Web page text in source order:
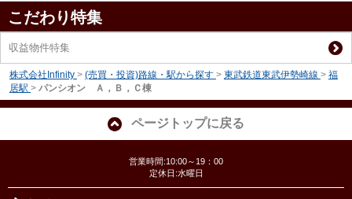
こだわり特集
収益物件特集
株式会社Infinity > (売買・投資)路線・駅から探す > 東武鉄道東武伊勢崎線 > 福
居駅 > パンシオン Ａ，Ｂ，Ｃ棟
ページトップに戻る
営業時間:10:00～19：00
定休日:水曜日